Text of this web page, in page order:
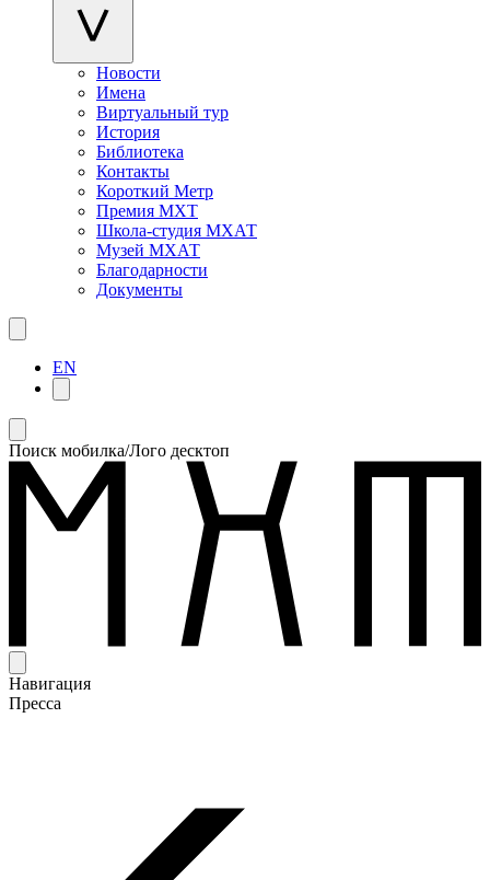
Новости
Имена
Виртуальный тур
История
Библиотека
Контакты
Короткий Метр
Премия МХТ
Школа-студия МХАТ
Музей МХАТ
Благодарности
Документы
EN
Поиск мобилка/Лого десктоп
Навигация
Пресса